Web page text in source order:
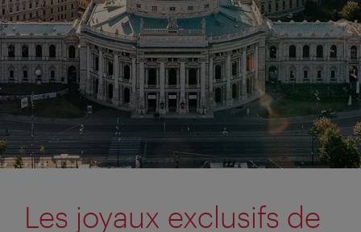
Les joyaux exclusifs de